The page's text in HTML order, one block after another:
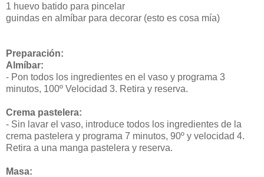
1 huevo batido para pincelar
guindas en almíbar para decorar (esto es cosa mía)
Preparación:
Almíbar:
- Pon todos los ingredientes en el vaso y programa 3
minutos, 100º Velocidad 3. Retira y reserva.
Crema pastelera:
- Sin lavar el vaso, introduce todos los ingredientes de la
crema pastelera y programa 7 minutos, 90º y velocidad 4.
Retira a una manga pastelera y reserva.
Masa: